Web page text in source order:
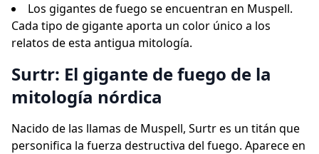
Los gigantes de fuego se encuentran en Muspell.
Cada tipo de gigante aporta un color único a los
relatos de esta antigua mitología.
Surtr: El gigante de fuego de la
mitología nórdica
Nacido de las llamas de Muspell, Surtr es un titán que
personifica la fuerza destructiva del fuego. Aparece en